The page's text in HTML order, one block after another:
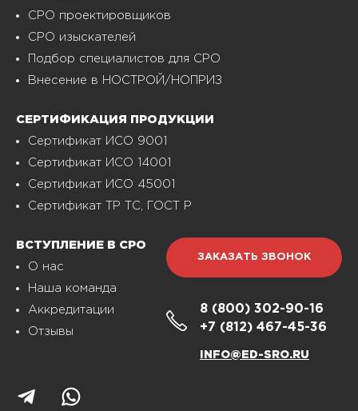
СРО проектировщиков
СРО изыскателей
Подбор специалистов для СРО
Внесение в НОСТРОЙ/НОПРИЗ
СЕРТИФИКАЦИЯ ПРОДУКЦИИ
Сертификат ИСО 9001
Сертификат ИСО 14001
Сертификат ИСО 45001
Сертификат ТР ТС, ГОСТ Р
ВСТУПЛЕНИЕ В СРО
О нас
Наша команда
Аккредитации
Отзывы
ЗАКАЗАТЬ ЗВОНОК
8 (800) 302-90-16
+7 (812) 467-45-36
INFO@ED-SRO.RU